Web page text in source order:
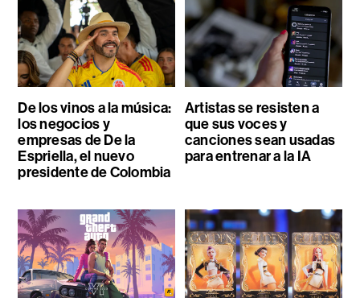
De los vinos a la música:
los negocios y
empresas de De la
Espriella, el nuevo
presidente de Colombia
Artistas se resisten a
que sus voces y
canciones sean usadas
para entrenar a la IA